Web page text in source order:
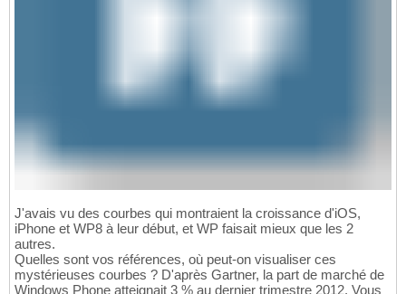
J'avais vu des courbes qui montraient la croissance d'iOS,
iPhone et WP8 à leur début, et WP faisait mieux que les 2
autres.
Quelles sont vos références, où peut-on visualiser ces
mystérieuses courbes ? D'après Gartner, la part de marché de
Windows Phone atteignait 3 % au dernier trimestre 2012. Vous